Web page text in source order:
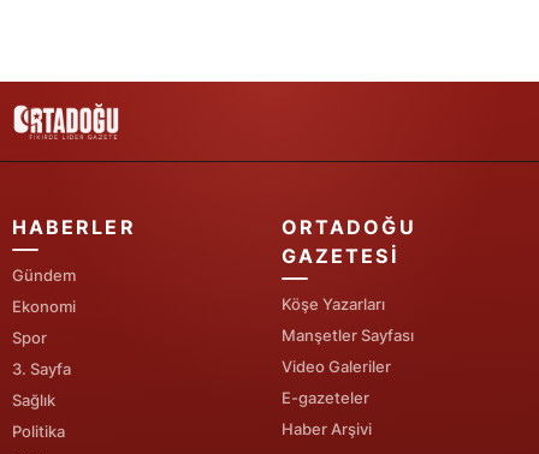
Ardahan
Iğdır
Yalova
Karabük
Kilis
HABERLER
Gündem
Ekonomi
Spor
3. Sayfa
Sağlık
Politika
ORTADOĞU
GAZETESI
Köşe Yazarları
Manşetler Sayfası
Video Galeriler
E-gazeteler
Haber Arşivi